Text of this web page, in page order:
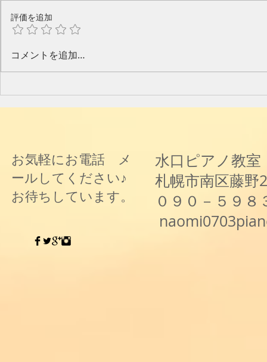
評価を追加
コメントを追加…
お気軽にお電話 メ
ールしてください♪
お待ちしています。
水口ピアノ教室
札幌市南区藤野
０９０－５９８